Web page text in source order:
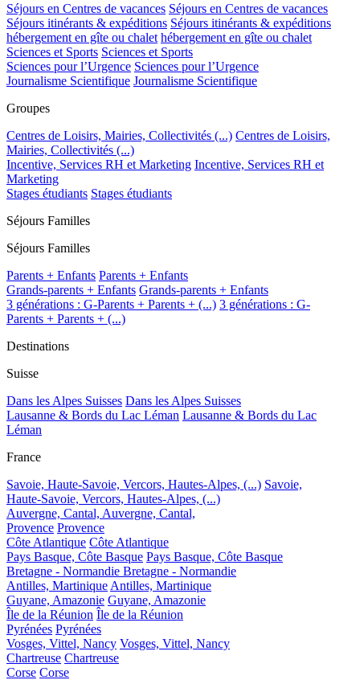
Séjours en Centres de vacances Séjours en Centres de vacances
Séjours itinérants & expéditions Séjours itinérants & expéditions
hébergement en gîte ou chalet hébergement en gîte ou chalet
Sciences et Sports Sciences et Sports
Sciences pour l’Urgence Sciences pour l’Urgence
Journalisme Scientifique Journalisme Scientifique
Groupes
Centres de Loisirs, Mairies, Collectivités (...) Centres de Loisirs,
Mairies, Collectivités (...)
Incentive, Services RH et Marketing Incentive, Services RH et
Marketing
Stages étudiants Stages étudiants
Séjours Familles
Séjours Familles
Parents + Enfants Parents + Enfants
Grands-parents + Enfants Grands-parents + Enfants
3 générations : G-Parents + Parents + (...) 3 générations : G-
Parents + Parents + (...)
Destinations
Suisse
Dans les Alpes Suisses Dans les Alpes Suisses
Lausanne & Bords du Lac Léman Lausanne & Bords du Lac
Léman
France
Savoie, Haute-Savoie, Vercors, Hautes-Alpes, (...) Savoie,
Haute-Savoie, Vercors, Hautes-Alpes, (...)
Auvergne, Cantal, Auvergne, Cantal,
Provence Provence
Côte Atlantique Côte Atlantique
Pays Basque, Côte Basque Pays Basque, Côte Basque
Bretagne - Normandie Bretagne - Normandie
Antilles, Martinique Antilles, Martinique
Guyane, Amazonie Guyane, Amazonie
Île de la Réunion Île de la Réunion
Pyrénées Pyrénées
Vosges, Vittel, Nancy Vosges, Vittel, Nancy
Chartreuse Chartreuse
Corse Corse